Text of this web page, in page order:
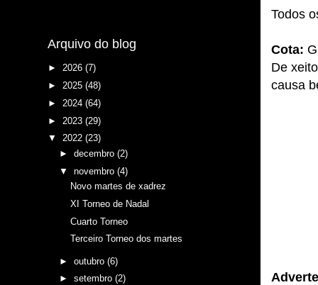
Todos
Cota:
De
causa
Arquivo do blog
► 2026 (7)
► 2025 (48)
► 2024 (64)
► 2023 (29)
▼ 2022 (23)
► decembro (2)
▼ novembro (4)
Novo martes de xadrez
XI Torneo de Nadal
Cuarto Torneo
Terceiro Torneo dos martes
► outubro (6)
► setembro (2)